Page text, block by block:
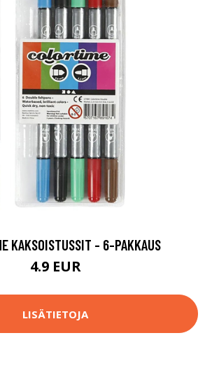
KAKSOISTUSSIT - 6-PAKKAUS
4.9 EUR
LISÄTIETOJA